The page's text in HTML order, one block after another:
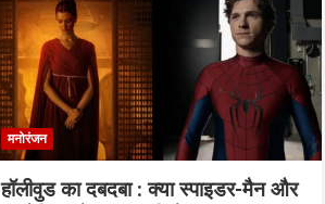
मनोरंजन
हॉलीवुड का दबदबा : क्या स्पाइडर-मैन और